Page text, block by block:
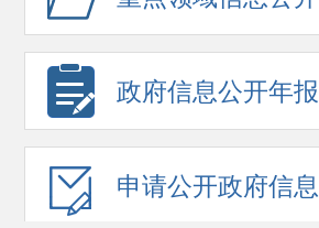
政府信息公开年报
申请公开政府信息